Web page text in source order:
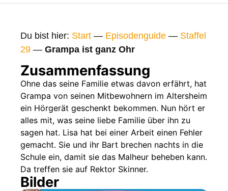
Zusammenfassung
Gags
Gaststars
Fakten
Sendetermine
Nächste / Vorherige Folge
Du bist hier: Start — Episodenguide — Staffel
29 — Grampa ist ganz Ohr
Zusammenfassung
Ohne das seine Familie etwas davon erfährt, hat
Grampa von seinen Mitbewohnern im Altersheim
ein Hörgerät geschenkt bekommen. Nun hört er
alles mit, was seine liebe Familie über ihn zu
sagen hat. Lisa hat bei einer Arbeit einen Fehler
gemacht. Sie und ihr Bart brechen nachts in die
Schule ein, damit sie das Malheur beheben kann.
Da treffen sie auf Rektor Skinner.
Bilder